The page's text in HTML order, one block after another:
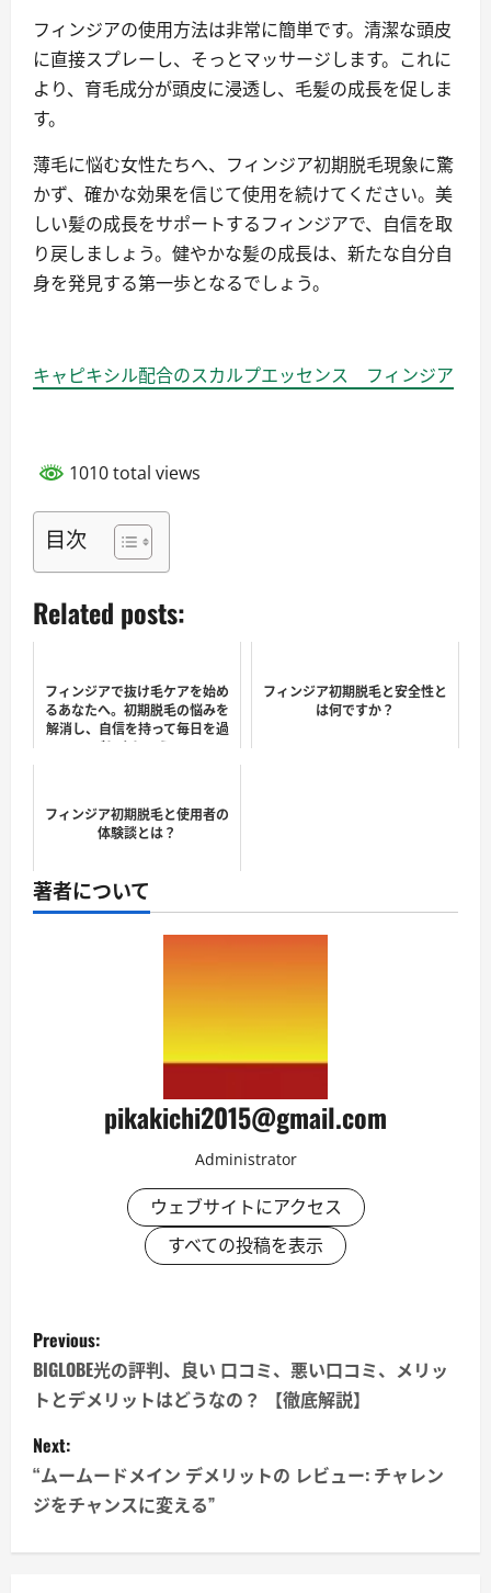
フィンジアの使用方法は非常に簡単です。清潔な頭皮
に直接スプレーし、そっとマッサージします。これに
より、育毛成分が頭皮に浸透し、毛髪の成長を促しま
す。
薄毛に悩む女性たちへ、フィンジア初期脱毛現象に驚
かず、確かな効果を信じて使用を続けてください。美
しい髪の成長をサポートするフィンジアで、自信を取
り戻しましょう。健やかな髪の成長は、新たな自分自
身を発見する第一歩となるでしょう。
キャピキシル配合のスカルプエッセンス フィンジア
1010 total views
目次
Related posts:
フィンジアで抜け毛ケアを始め
るあなたへ。初期脱毛の悩みを
解消し、自信を持って毎日を過
ごしましょう。
フィンジア初期脱毛と安全性と
は何ですか？
フィンジア初期脱毛と使用者の
体験談とは？
著者について
pikakichi2015@gmail.com
Administrator
ウェブサイトにアクセス
すべての投稿を表示
P
o
s
t
n
a
Previous:
BIGLOBE光の評判、良い 口コミ、悪い口コミ、メリッ
トとデメリットはどうなの？ 【徹底解説】
Next:
“ムームードメイン デメリットの レビュー: チャレン
ジをチャンスに変える”